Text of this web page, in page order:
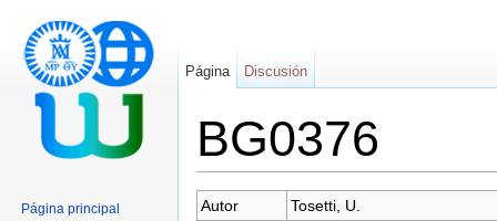
BG0376
Autor
Tosetti, U.
Página Discusión
Página principal